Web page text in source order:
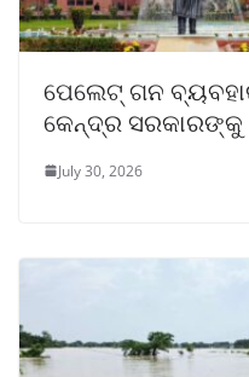
ପେଲେଟ୍ ଗନ
କେନ୍ଦ୍ର ସରକାରଙ୍କୁ
July 30, 2026